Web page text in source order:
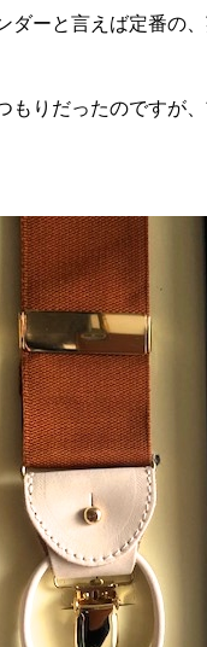
ダーと言えば定番の
もりだったのですが